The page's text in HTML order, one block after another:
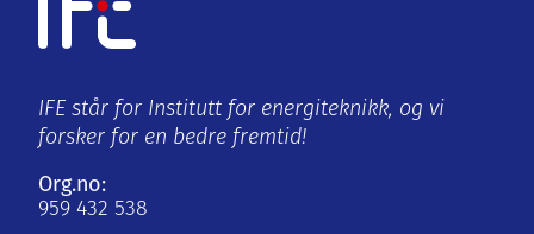
IFE står for Institutt for energiteknikk, og vi
forsker for en bedre fremtid!
Org.no:
959 432 538